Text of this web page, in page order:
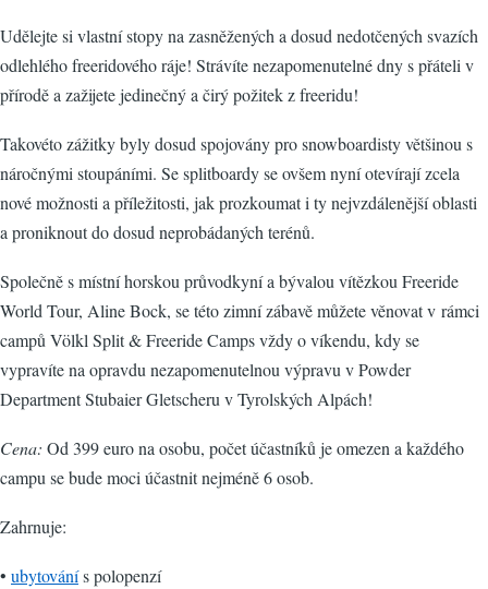
Udělejte si vlastní stopy na zasněžených a dosud nedotčených svazích
odlehlého freeridového ráje! Strávíte nezapomenutelné dny s přáteli v
přírodě a zažijete jedinečný a čirý požitek z freeridu!
Takovéto zážitky byly dosud spojovány pro snowboardisty většinou s
náročnými stoupáními. Se splitboardy se ovšem nyní otevírají zcela
nové možnosti a příležitosti, jak prozkoumat i ty nejvzdálenější oblasti
a proniknout do dosud neprobádaných terénů.
Společně s místní horskou průvodkyní a bývalou vítězkou Freeride
World Tour, Aline Bock, se této zimní zábavě můžete věnovat v rámci
campů Völkl Split & Freeride Camps vždy o víkendu, kdy se
vypravíte na opravdu nezapomenutelnou výpravu v Powder
Department Stubaier Gletscheru v Tyrolských Alpách!
Cena: Od 399 euro na osobu, počet účastníků je omezen a každého
campu se bude moci účastnit nejméně 6 osob.
Zahrnuje:
• ubytovánís polopenzí